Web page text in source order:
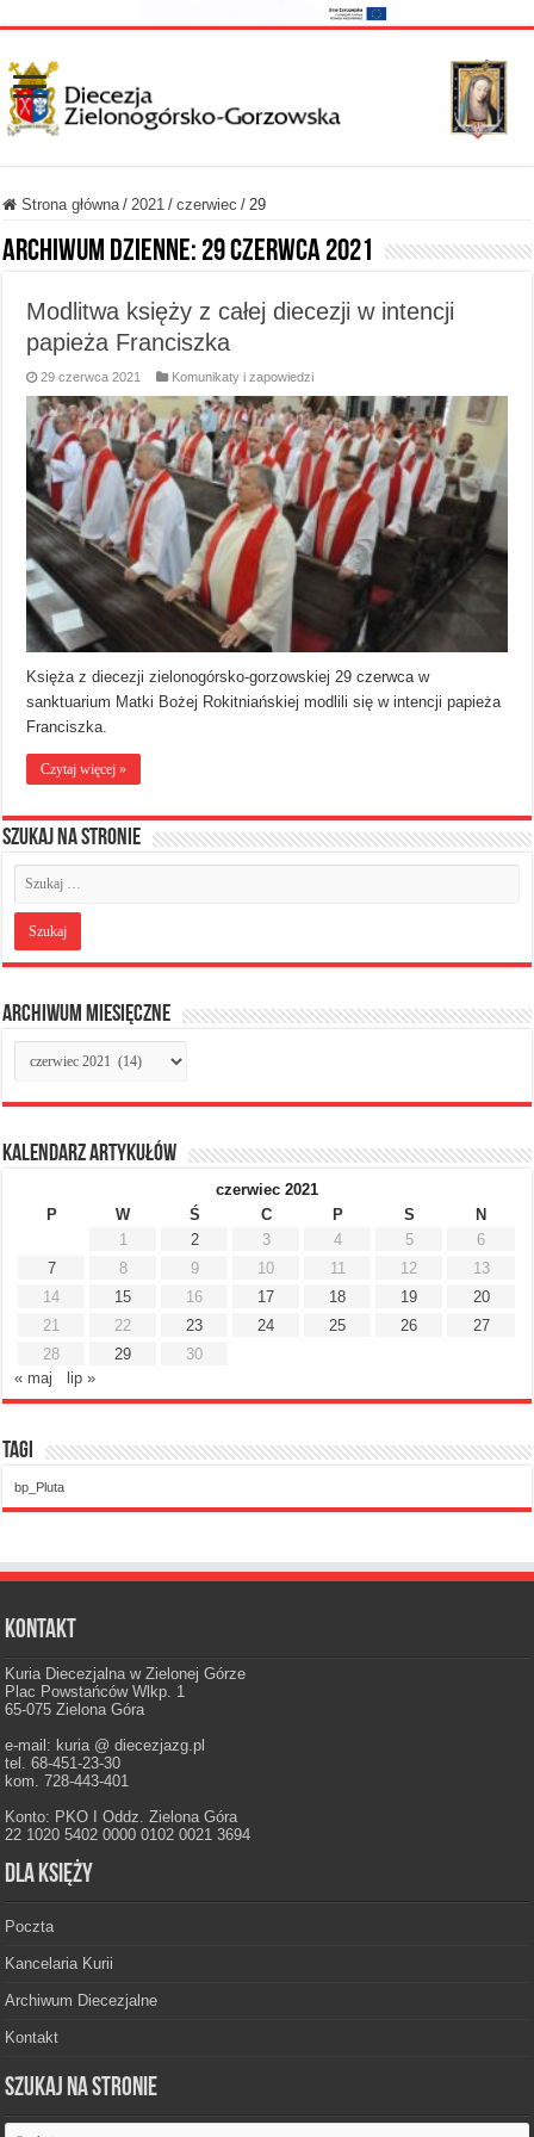
Strona główna / 2021 / czerwiec / 29
Archiwum dzienne: 29 czerwca 2021
Modlitwa księży z całej diecezji w intencji
papieża Franciszka
29 czerwca 2021 Komunikaty i zapowiedzi
Księża z diecezji zielonogórsko-gorzowskiej 29 czerwca w
sanktuarium Matki Bożej Rokitniańskiej modlili się w intencji papieża
Franciszka.
Czytaj więcej »
Szukaj na stronie
Archiwum miesięczne
Archiwum
miesięczne
Kalendarz artykułów
czerwiec 2021
P
W Ś C P S
N
1
2 3 4 5
6
7
8 9 10 11 12
13
14
15 16 17 18 19
20
21
22 23 24 25 26
27
28
29
30
« maj
lip »
Tagi
bp_Pluta
Kontakt
Kuria Diecezjalna w Zielonej Górze
Plac Powstańców Wlkp. 1
65-075 Zielona Góra
e-mail: kuria @ diecezjazg.pl
tel. 68-451-23-30
kom. 728-443-401
Konto: PKO I Oddz. Zielona Góra
22 1020 5402 0000 0102 0021 3694
Dla księży
Poczta
Kancelaria Kurii
Archiwum Diecezjalne
Kontakt
Szukaj na stronie